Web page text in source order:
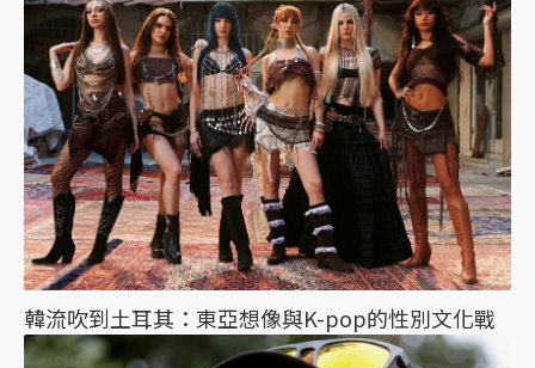
韓流吹到土耳其：東亞想像與K-pop的性別文化戰